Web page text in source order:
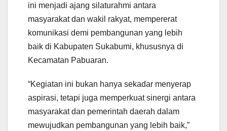
ini menjadi ajang silaturahmi antara
masyarakat dan wakil rakyat, mempererat
komunikasi demi pembangunan yang lebih
baik di Kabupaten Sukabumi, khususnya di
Kecamatan Pabuaran.
“Kegiatan ini bukan hanya sekadar menyerap
aspirasi, tetapi juga memperkuat sinergi antara
masyarakat dan pemerintah daerah dalam
mewujudkan pembangunan yang lebih baik,”